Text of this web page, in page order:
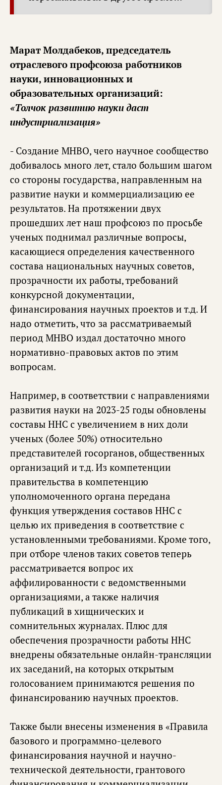
Марат Молдабеков, председатель
отраслевого профсоюза работников
науки, инновационных и
образовательных организаций:
«Толчок развитию науки даст
индустриализация»
- Создание МНВО, чего научное сообщество
добивалось много лет, стало большим шагом
со стороны государства, направленным на
развитие науки и коммерциализацию ее
результатов. На протяжении двух
прошедших лет наш профсоюз по просьбе
ученых поднимал различные вопросы,
касающиеся определения качественного
состава национальных научных советов,
прозрачности их работы, требований
конкурсной документации,
финансирования научных проектов и т.д. И
надо отметить, что за рассматриваемый
период МНВО издал достаточно много
нормативно-правовых актов по этим
вопросам.
Например, в соответствии с направлениями
развития науки на 2023-25 годы обновлены
составы ННС с увеличением в них доли
ученых (более 50%) относительно
представителей госорганов, общественных
организаций и т.д. Из компетенции
правительства в компетенцию
уполномоченного органа передана
функция утверждения составов ННС с
целью их приведения в соответствие с
установленными требованиями. Кроме того,
при отборе членов таких советов теперь
рассматривается вопрос их
аффилированности с ведомственными
организациями, а также наличия
публикаций в хищнических и
сомнительных журналах. Плюс для
обеспечения прозрачности работы ННС
внедрены обязательные онлайн-трансляции
их заседаний, на которых открытым
голосованием принимаются решения по
финансированию научных проектов.
Также были внесены изменения в «Правила
базового и программно-целевого
финансирования научной и научно-
технической деятельности, грантового